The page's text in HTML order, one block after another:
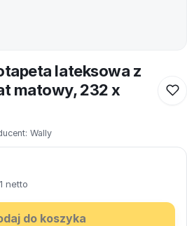
lateksowa z
matowy, 232 x
Wally
netto
do koszyka